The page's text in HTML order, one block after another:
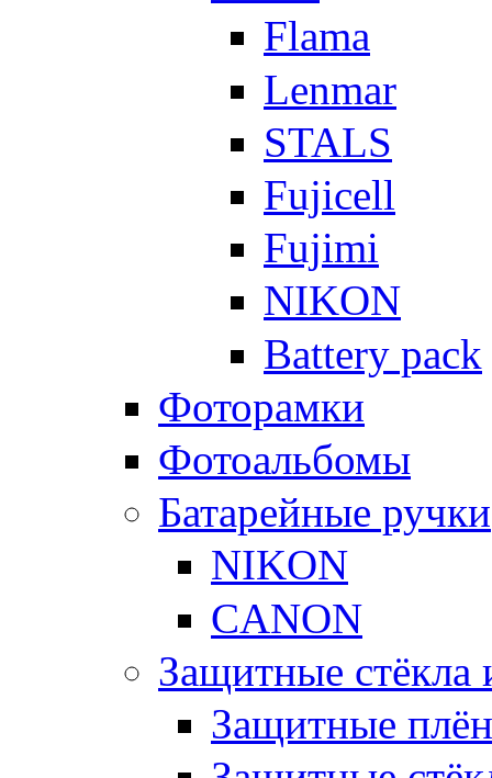
Flama
Lenmar
STALS
Fujicell
Fujimi
NIKON
Battery pack
Фоторамки
Фотоальбомы
Батарейные ручки
NIKON
CANON
Защитные стёкла
Защитные